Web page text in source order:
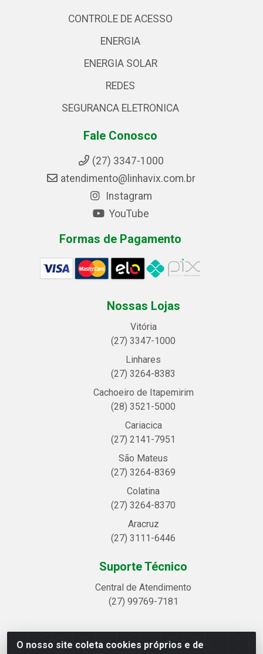
O nosso site coleta cookies próprios e de
CONTROLE DE ACESSO
ENERGIA
ENERGIA SOLAR
REDES
SEGURANCA ELETRONICA
Fale Conosco
(27) 3347-1000
atendimento@linhavix.com.br
Instagram
YouTube
Formas de Pagamento
Nossas Lojas
Vitória
(27) 3347-1000
Linhares
(27) 3264-8383
Cachoeiro de Itapemirim
(28) 3521-5000
Cariacica
(27) 2141-7951
São Mateus
(27) 3264-8369
Colatina
(27) 3264-8370
Aracruz
(27) 3111-6446
Suporte Técnico
Central de Atendimento
(27) 99769-7181